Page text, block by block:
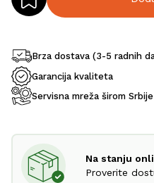
Brza dostava (3-5 radnih
Garancija kvaliteta
Servisna mreža širom Srbije
Na stanju
Proverite